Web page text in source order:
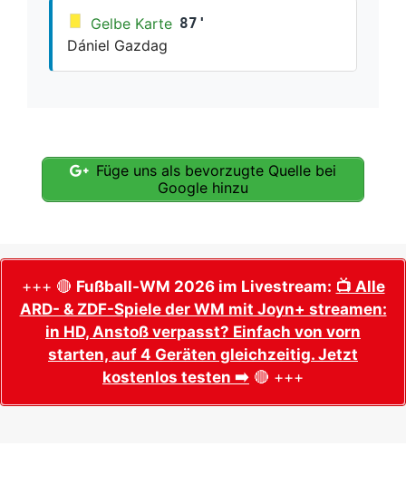
Gelbe Karte 87'
Dániel Gazdag
Füge uns als bevorzugte Quelle bei
Google hinzu
+++ 🔴 Fußball-WM 2026 im Livestream: 📺 Alle
ARD- & ZDF-Spiele der WM mit Joyn+ streamen:
in HD, Anstoß verpasst? Einfach von vorn
starten, auf 4 Geräten gleichzeitig. Jetzt
kostenlos testen ➡️ 🔴 +++